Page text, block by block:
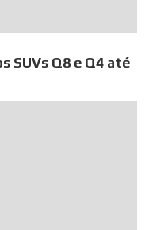
SUVs Q8 e Q4 até